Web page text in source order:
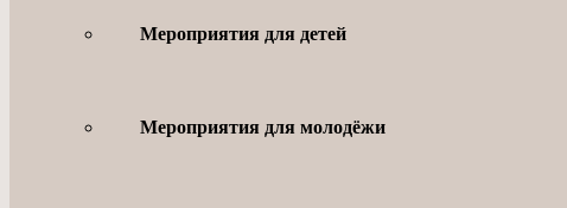
Мероприятия для детей
Мероприятия для молодёжи